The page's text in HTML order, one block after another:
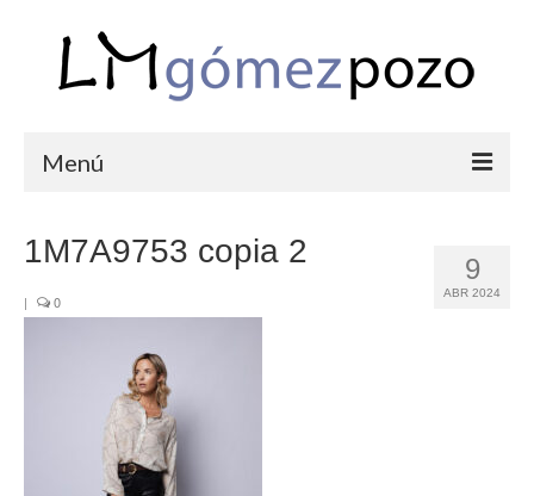
Menú
COMUNIONES
CORPORATIVAS
SEMANA SANTA
BLOG
9
ABR 2024
1M7A9753 copia 2
| 0